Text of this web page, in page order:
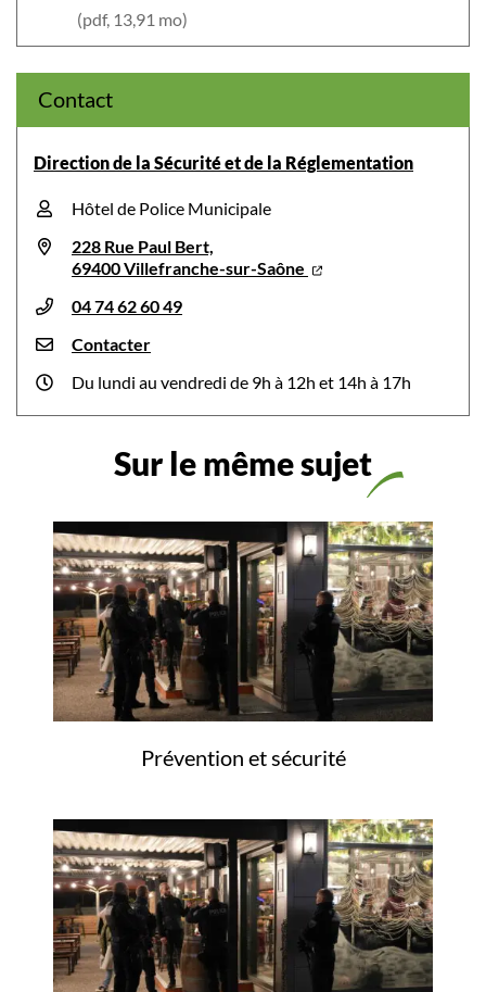
(pdf, 13,91 mo)
Contact
Direction de la Sécurité et de la Réglementation
Hôtel de Police Municipale
228 Rue Paul Bert,
69400 Villefranche-sur-Saône
04 74 62 60 49
Contacter
Du lundi au vendredi de 9h à 12h et 14h à 17h
Sur le même sujet
Prévention et sécurité